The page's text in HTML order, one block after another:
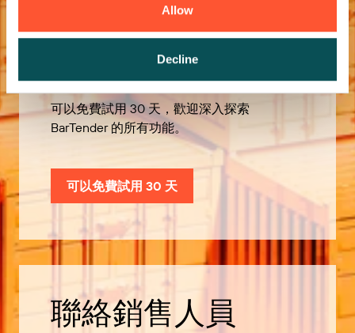
Allow
Decline
歡迎免費試用
可以免費試用 30 天，歡迎深入探索
BarTender 的所有功能。
可以免費試用 30 天
聯絡銷售人員